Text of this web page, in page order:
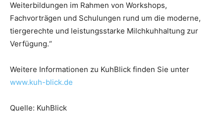
Weiterbildungen im Rahmen von Workshops,
Fachvorträgen und Schulungen rund um die moderne,
tiergerechte und leistungsstarke Milchkuhhaltung zur
Verfügung.“
Weitere Informationen zu KuhBlick finden Sie unter
www.kuh-blick.de
Quelle: KuhBlick